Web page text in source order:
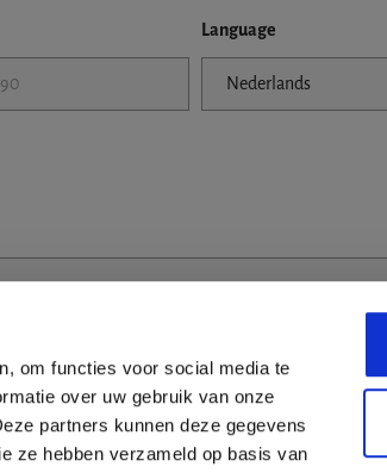
om functies voor social media te
over uw gebruik van onze
partners kunnen deze gegevens
ze hebben verzameld op basis van
Language